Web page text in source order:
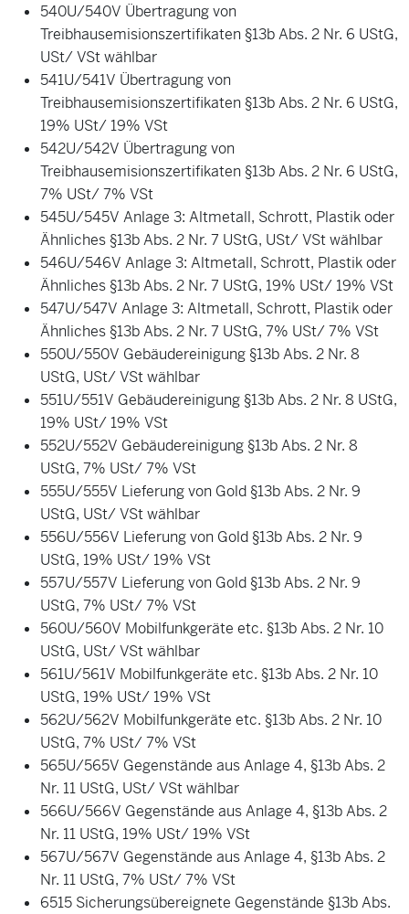
540U/540V Übertragung von
Treibhausemisionszertifikaten §13b Abs. 2 Nr. 6 UStG,
USt/ VSt wählbar
541U/541V Übertragung von
Treibhausemisionszertifikaten §13b Abs. 2 Nr. 6 UStG,
19% USt/ 19% VSt
542U/542V Übertragung von
Treibhausemisionszertifikaten §13b Abs. 2 Nr. 6 UStG,
7% USt/ 7% VSt
545U/545V Anlage 3: Altmetall, Schrott, Plastik oder
Ähnliches §13b Abs. 2 Nr. 7 UStG, USt/ VSt wählbar
546U/546V Anlage 3: Altmetall, Schrott, Plastik oder
Ähnliches §13b Abs. 2 Nr. 7 UStG, 19% USt/ 19% VSt
547U/547V Anlage 3: Altmetall, Schrott, Plastik oder
Ähnliches §13b Abs. 2 Nr. 7 UStG, 7% USt/ 7% VSt
550U/550V Gebäudereinigung §13b Abs. 2 Nr. 8
UStG, USt/ VSt wählbar
551U/551V Gebäudereinigung §13b Abs. 2 Nr. 8 UStG,
19% USt/ 19% VSt
552U/552V Gebäudereinigung §13b Abs. 2 Nr. 8
UStG, 7% USt/ 7% VSt
555U/555V Lieferung von Gold §13b Abs. 2 Nr. 9
UStG, USt/ VSt wählbar
556U/556V Lieferung von Gold §13b Abs. 2 Nr. 9
UStG, 19% USt/ 19% VSt
557U/557V Lieferung von Gold §13b Abs. 2 Nr. 9
UStG, 7% USt/ 7% VSt
560U/560V Mobilfunkgeräte etc. §13b Abs. 2 Nr. 10
UStG, USt/ VSt wählbar
561U/561V Mobilfunkgeräte etc. §13b Abs. 2 Nr. 10
UStG, 19% USt/ 19% VSt
562U/562V Mobilfunkgeräte etc. §13b Abs. 2 Nr. 10
UStG, 7% USt/ 7% VSt
565U/565V Gegenstände aus Anlage 4, §13b Abs. 2
Nr. 11 UStG, USt/ VSt wählbar
566U/566V Gegenstände aus Anlage 4, §13b Abs. 2
Nr. 11 UStG, 19% USt/ 19% VSt
567U/567V Gegenstände aus Anlage 4, §13b Abs. 2
Nr. 11 UStG, 7% USt/ 7% VSt
6515 Sicherungsübereignete Gegenstände §13b Abs.